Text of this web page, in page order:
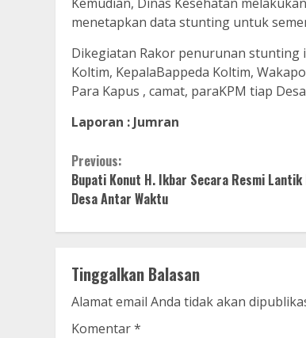
menetapkan data stunting untuk
Dikegiatan Rakor penurunan stunting
Koltim, KepalaBappeda Koltim,
Para Kapus , camat, paraKPM tiap
Laporan : Jumran
Continue
Reading
Previous:
Bupati Konut H. Ikbar Secara Resmi Lantik
Desa Antar Waktu
Tinggalkan Balasan
Alamat email Anda tidak akan
Komentar*